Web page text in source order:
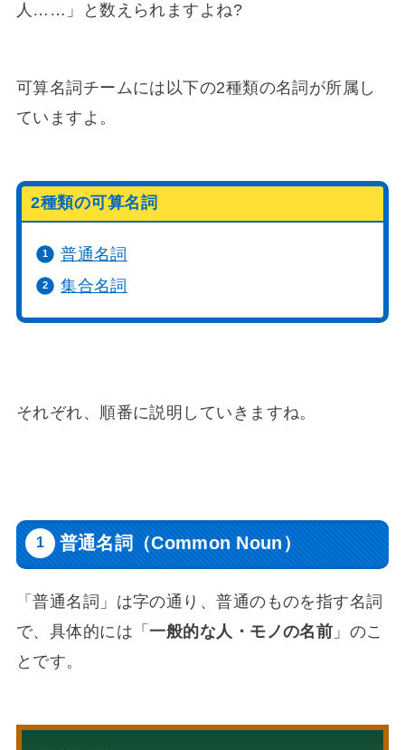
人……」と数えられますよね?
可算名詞チームには以下の2種類の名詞が所属し
ていますよ。
2種類の可算名詞
普通名詞
集合名詞
それぞれ、順番に説明していきますね。
普通名詞（Common Noun）
「普通名詞」は字の通り、普通のものを指す名詞
で、具体的には「一般的な人・モノの名前 」のこ
とです。